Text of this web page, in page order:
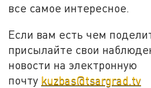
все самое интересное.
Если вам есть чем
присылайте свои
новости на электронную
почту kuzbas@tsargrad.tv